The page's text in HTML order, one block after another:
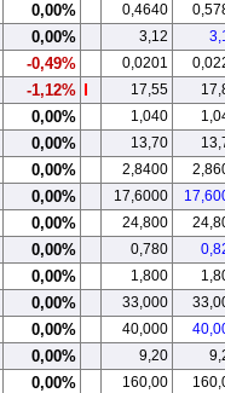
0,00% 0,4640
0,00% 3,12
-0,49% 0,0201
-1,12% 17,55
0,00% 1,040
0,00% 13,70
0,00% 2,8400
0,00% 17,6000
0,00% 24,800
0,00% 0,780
0,00% 1,800
0,00% 33,000
0,00% 40,000
0,00% 9,20
0,00% 160,00